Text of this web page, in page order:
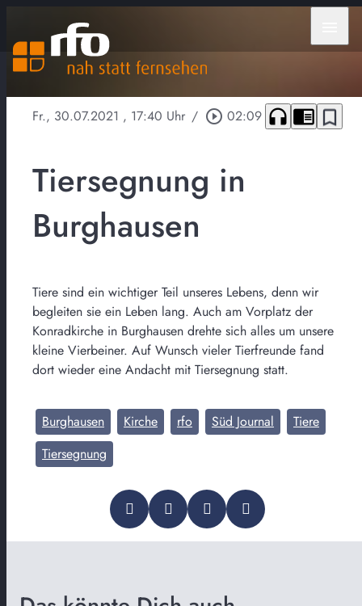
Fr., 30.07.2021 , 17:40 Uhr / play_circle_outline 02:09 headphones chrome_reader_mode bookmark_border
Tiersegnung in
Burghausen
Tiere sind ein wichtiger Teil unseres Lebens, denn wir
begleiten sie ein Leben lang. Auch am Vorplatz der
Konradkirche in Burghausen drehte sich alles um unsere
kleine Vierbeiner. Auf Wunsch vieler Tierfreunde fand
dort wieder eine Andacht mit Tiersegnung statt.
Burghausen Kirche rfo Süd Journal
Tiere
Tiersegnung